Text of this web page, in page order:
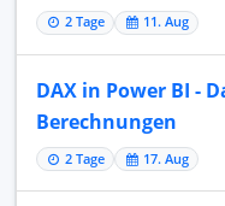
2 Tage 11. Aug
DAX in Power BI -
Berechnungen
2 Tage 17. Aug